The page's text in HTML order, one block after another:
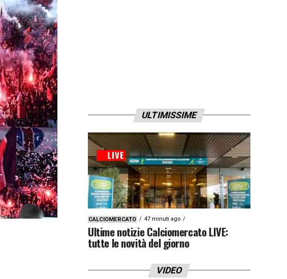
ULTIMISSIME
CALCIOMERCATO 47 minuti ago
Ultime notizie Calciomercato LIVE:
tutte le novità del giorno
VIDEO